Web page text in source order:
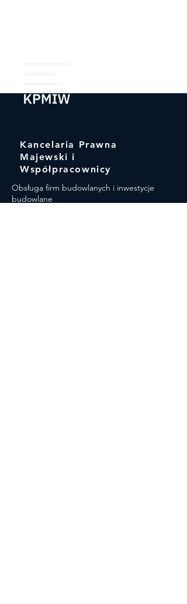
Kancelaria Prawna
Majewski i
Współpracownicy
Obsługa firm budowlanych i inwestycje
budowlane